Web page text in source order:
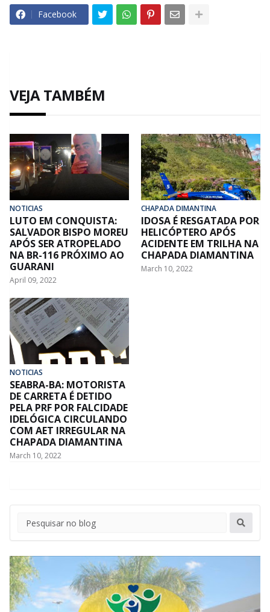
Facebook
VEJA TAMBÉM
NOTICIAS
LUTO EM CONQUISTA:
SALVADOR BISPO MOREU
APÓS SER ATROPELADO
NA BR-116 PRÓXIMO AO
GUARANI
April 09, 2022
CHAPADA DIMANTINA
IDOSA É RESGATADA POR
HELICÓPTERO APÓS
ACIDENTE EM TRILHA NA
CHAPADA DIAMANTINA
March 10, 2022
NOTICIAS
SEABRA-BA: MOTORISTA
DE CARRETA É DETIDO
PELA PRF POR FALCIDADE
IDELÓGICA CIRCULANDO
COM AET IRREGULAR NA
CHAPADA DIAMANTINA
March 10, 2022